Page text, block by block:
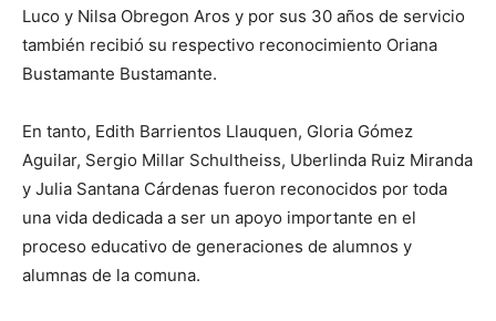
Luco y Nilsa Obregon Aros y por sus 30 años de servicio
también recibió su respectivo reconocimiento Oriana
Bustamante Bustamante.
En tanto, Edith Barrientos Llauquen, Gloria Gómez
Aguilar, Sergio Millar Schultheiss, Uberlinda Ruiz Miranda
y Julia Santana Cárdenas fueron reconocidos por toda
una vida dedicada a ser un apoyo importante en el
proceso educativo de generaciones de alumnos y
alumnas de la comuna.